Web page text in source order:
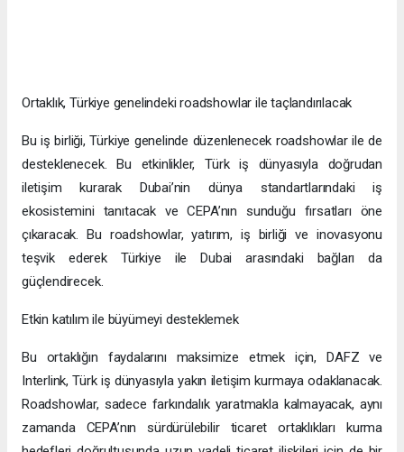
Ortaklık, Türkiye genelindeki roadshowlar ile taçlandırılacak
Bu iş birliği, Türkiye genelinde düzenlenecek roadshowlar ile de
desteklenecek. Bu etkinlikler, Türk iş dünyasıyla doğrudan
iletişim kurarak Dubai’nin dünya standartlarındaki iş
ekosistemini tanıtacak ve CEPA’nın sunduğu fırsatları öne
çıkaracak. Bu roadshowlar, yatırım, iş birliği ve inovasyonu
teşvik ederek Türkiye ile Dubai arasındaki bağları da
güçlendirecek.
Etkin katılım ile büyümeyi desteklemek
Bu ortaklığın faydalarını maksimize etmek için, DAFZ ve
Interlink, Türk iş dünyasıyla yakın iletişim kurmaya odaklanacak.
Roadshowlar, sadece farkındalık yaratmakla kalmayacak, aynı
zamanda CEPA’nın sürdürülebilir ticaret ortaklıkları kurma